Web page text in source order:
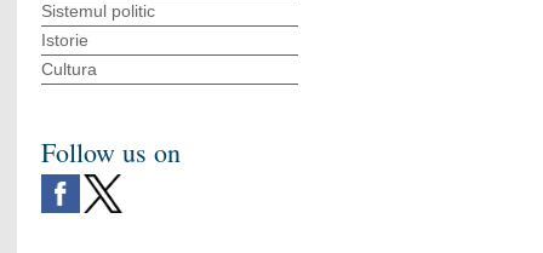
Sistemul politic
Istorie
Cultura
Follow us on